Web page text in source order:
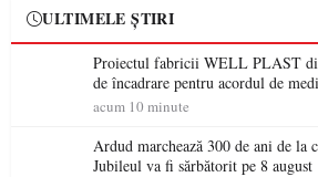
ULTIMELE ȘTIRI
Proiectul fabricii WELL PLAST
de încadrare pentru acordul de
acum 10 minute
Ardud marchează 300 de ani de la
Jubileul va fi sărbătorit pe 8 august